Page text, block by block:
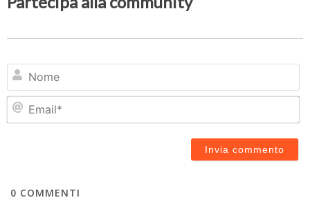
0 COMMENTI